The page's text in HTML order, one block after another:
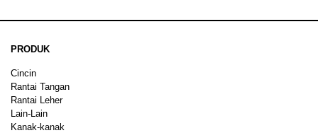
PRODUK
Cincin
Rantai Tangan
Rantai Leher
Lain-Lain
Kanak-kanak